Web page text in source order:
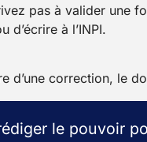
pas à valider une
d’écrire à l’INPI.
d’une correction, le
le pouvoir